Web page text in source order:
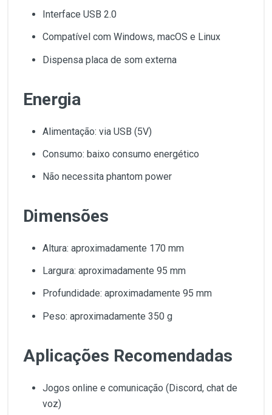
Interface USB 2.0
Compatível com Windows, macOS e Linux
Dispensa placa de som externa
Energia
Alimentação: via USB (5V)
Consumo: baixo consumo energético
Não necessita phantom power
Dimensões
Altura: aproximadamente 170 mm
Largura: aproximadamente 95 mm
Profundidade: aproximadamente 95 mm
Peso: aproximadamente 350 g
Aplicações Recomendadas
Jogos online e comunicação (Discord, chat de
voz)